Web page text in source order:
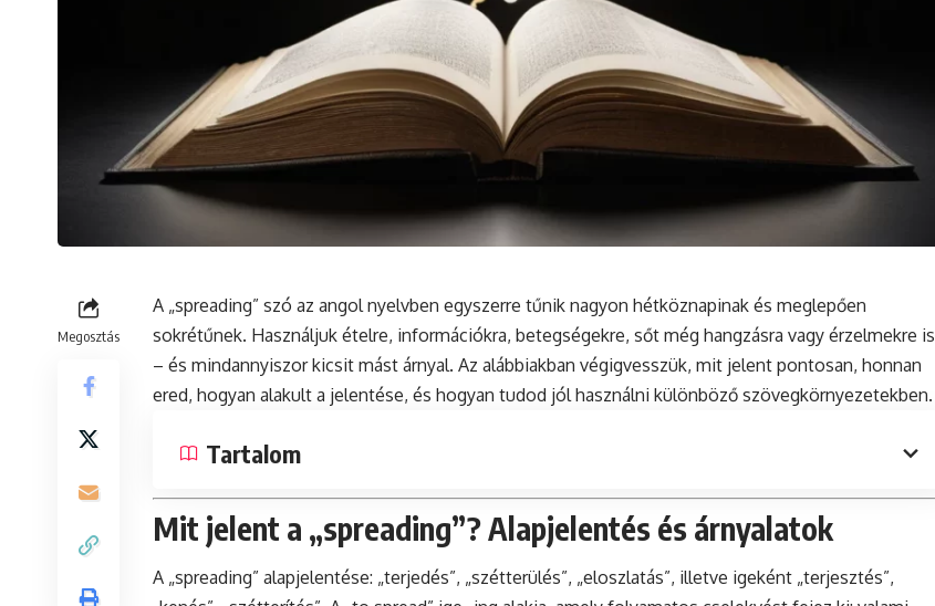
Megosztás
A „spreading” szó az angol nyelvben egyszerre tűnik nagyon hétköznapinak és meglepően
sokrétűnek. Használjuk ételre, információkra, betegségekre, sőt még hangzásra vagy érzelmekre is
– és mindannyiszor kicsit mást árnyal. Az alábbiakban végigvesszük, mit jelent pontosan, honnan
ered, hogyan alakult a jelentése, és hogyan tudod jól használni különböző szövegkörnyezetekben.
Tartalom
Mit jelent a „spreading”? Alapjelentés és árnyalatok
A „spreading” alapjelentése: „terjedés”, „szétterülés”, „eloszlatás”, illetve igeként „terjesztés”,